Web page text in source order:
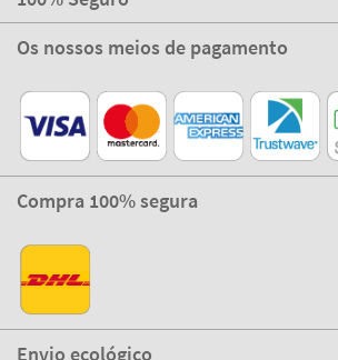
Os nossos meios de pagamento
Compra 100% segura
Envio ecológico